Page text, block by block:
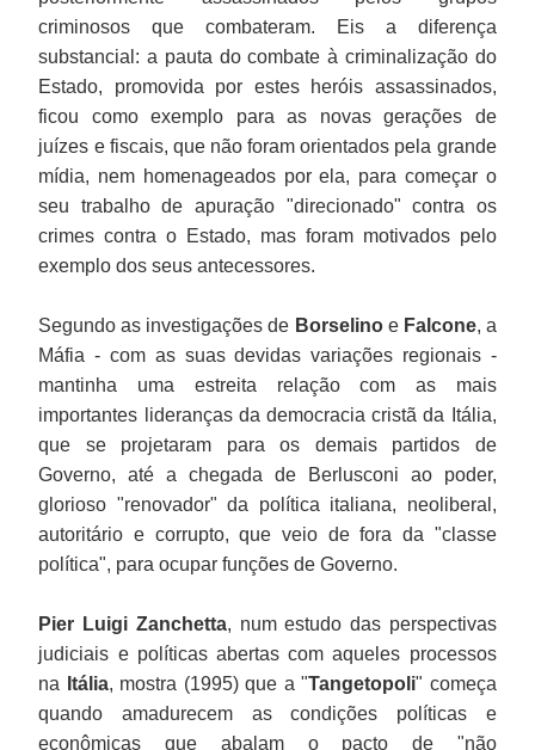
criminosos que combateram. Eis a diferença
substancial: a pauta do combate à criminalização do
Estado, promovida por estes heróis assassinados,
ficou como exemplo para as novas gerações de
juízes e fiscais, que não foram orientados pela grande
mídia, nem homenageados por ela, para começar o
seu trabalho de apuração "direcionado" contra os
crimes contra o Estado, mas foram motivados pelo
exemplo dos seus antecessores.
Segundo as investigações de Borselinoe Falcone, a
Máfia - com as suas devidas variações regionais -
mantinha uma estreita relação com as mais
importantes lideranças da democracia cristã da Itália,
que se projetaram para os demais partidos de
Governo, até a chegada de Berlusconi ao poder,
glorioso "renovador" da política italiana, neoliberal,
autoritário e corrupto, que veio de fora da "classe
política", para ocupar funções de Governo.
Pier Luigi Zanchetta, num estudo das perspectivas
judiciais e políticas abertas com aqueles processos
na
Itália, mostra (1995) que a "Tangetopoli" começa
quando amadurecem as condições políticas e
econômicas que abalam o pacto de "não